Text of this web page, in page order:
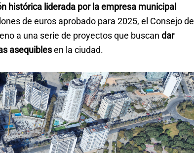
histórica liderada por la empresa municipal
de euros aprobado para 2025, el Consejo de
a una serie de proyectos que buscan dar
asequiblesen la ciudad.